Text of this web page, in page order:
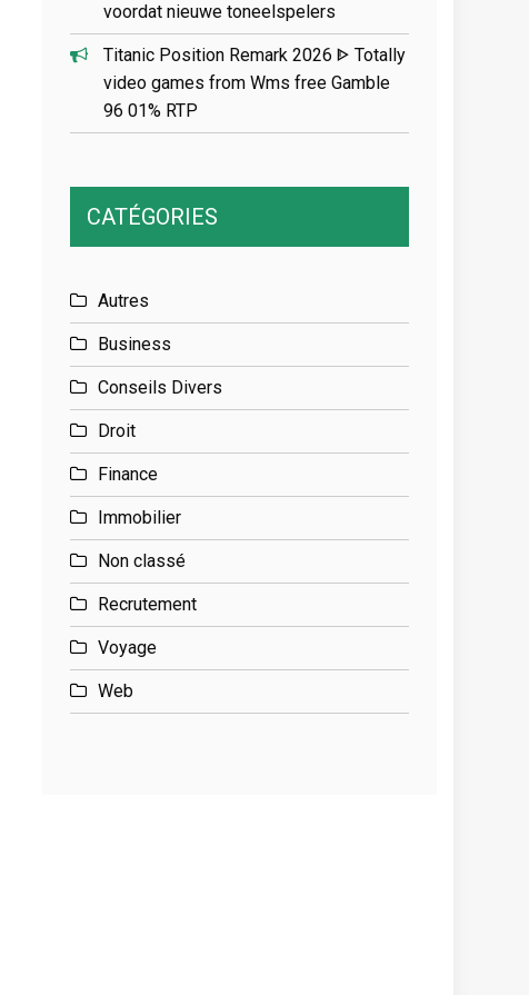
voordat nieuwe toneelspelers
Titanic Position Remark 2026 ᐈ Totally
video games from Wms free Gamble
96 01% RTP
CATÉGORIES
Autres
Business
Conseils Divers
Droit
Finance
Immobilier
Non classé
Recrutement
Voyage
Web